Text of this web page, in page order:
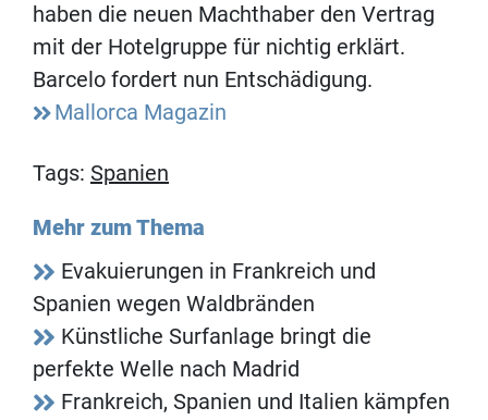
haben die neuen Machthaber den Vertrag
mit der Hotelgruppe für nichtig erklärt.
Barcelo fordert nun Entschädigung.
Mallorca Magazin
Tags: Spanien
Mehr zum Thema
Evakuierungen in Frankreich und
Spanien wegen Waldbränden
Künstliche Surfanlage bringt die
perfekte Welle nach Madrid
Frankreich, Spanien und Italien kämpfen